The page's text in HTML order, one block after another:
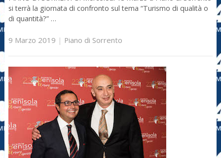
si terrà la giornata di confronto sul tema “Turismo di qualità o
di quantità?” …
9 Marzo 2019 | Piano di Sorrento